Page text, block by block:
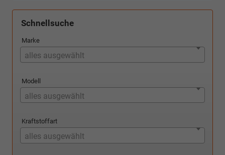
Schnellsuche
Marke
alles ausgewählt
Modell
alles ausgewählt
Kraftstoffart
alles ausgewählt